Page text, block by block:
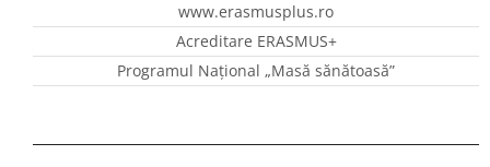
www.erasmusplus.ro
Acreditare ERASMUS+
Programul Național „Masă sănătoasă”